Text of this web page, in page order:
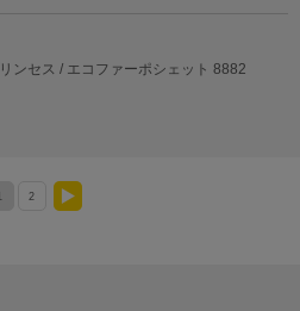
ンセス / エコファーポシェット 8882
2